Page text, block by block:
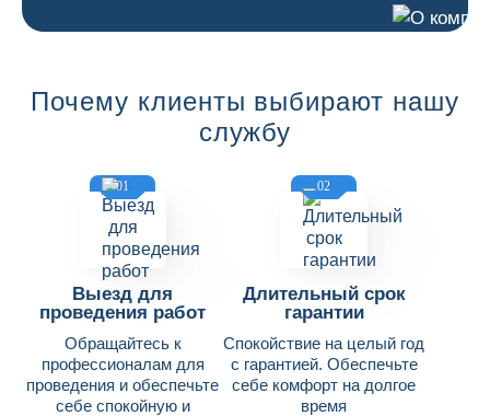
Почему клиенты выбирают нашу
службу
01
Выезд для
проведения работ
Обращайтесь к
профессионалам для
проведения и обеспечьте
себе спокойную и
02
Длительный срок
гарантии
Спокойствие на целый год
с гарантией. Обеспечьте
себе комфорт на долгое
время